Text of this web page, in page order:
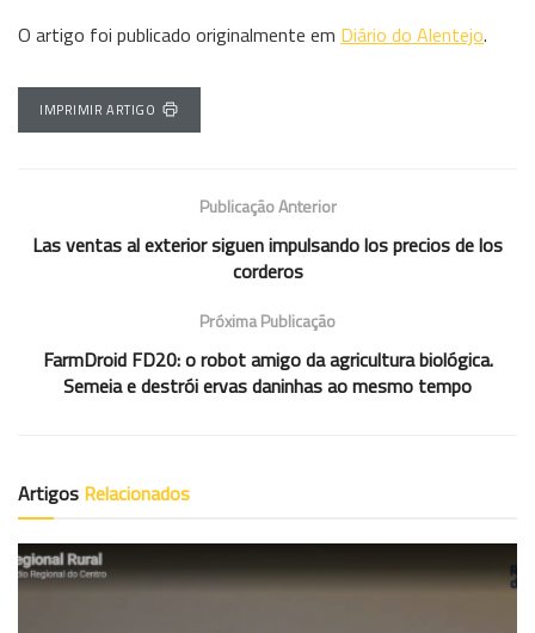
O artigo foi publicado originalmente em Diário do Alentejo.
IMPRIMIR ARTIGO
Publicação Anterior
Las ventas al exterior siguen impulsando los precios de los
corderos
Próxima Publicação
FarmDroid FD20: o robot amigo da agricultura biológica.
Semeia e destrói ervas daninhas ao mesmo tempo
Artigos Relacionados